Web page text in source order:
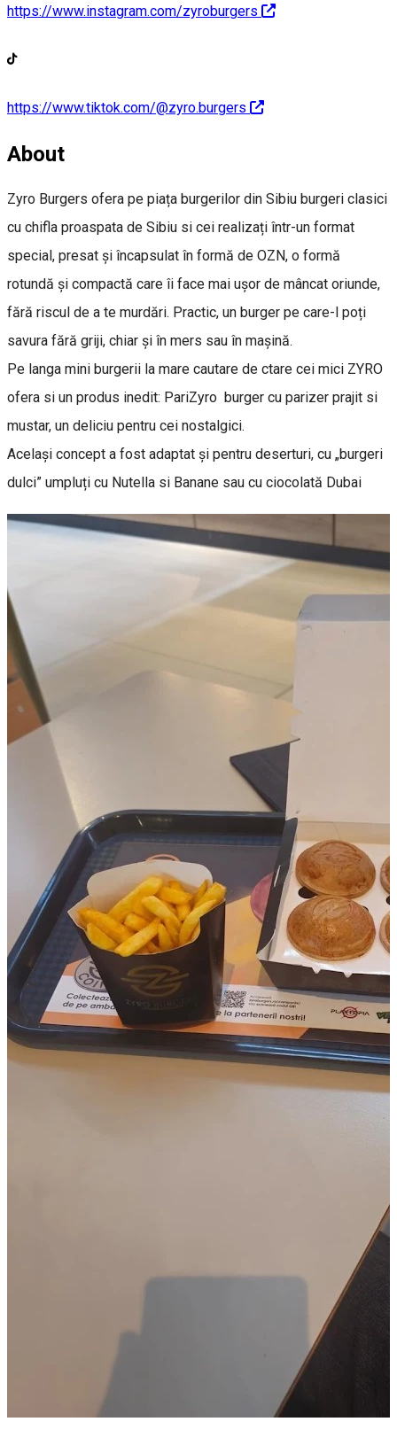
https://www.instagram.com/zyroburgers
https://www.tiktok.com/@zyro.burgers
About
Zyro Burgers ofera pe piața burgerilor din Sibiu burgeri clasici
cu chifla proaspata de Sibiu si cei realizați într-un format
special, presat și încapsulat în formă de OZN, o formă
rotundă și compactă care îi face mai ușor de mâncat oriunde,
fără riscul de a te murdări. Practic, un burger pe care-l poți
savura fără griji, chiar și în mers sau în mașină.
Pe langa mini burgerii la mare cautare de ctare cei mici ZYRO
ofera si un produs inedit: PariZyro burger cu parizer prajit si
mustar, un deliciu pentru cei nostalgici.
Același concept a fost adaptat și pentru deserturi, cu „burgeri
dulci” umpluți cu Nutella si Banane sau cu ciocolată Dubai